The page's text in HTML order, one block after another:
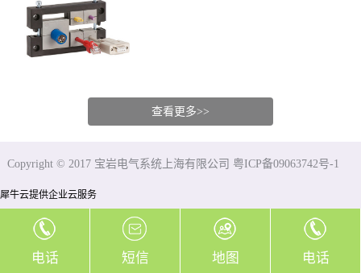
查看更多>>
Copyright © 2017 宝岩电气系统上海有限公司 粤ICP备09063742号-1
犀牛云提供企业云服务
电话 短信 地图 电话